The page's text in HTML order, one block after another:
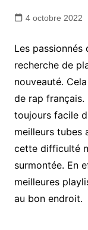
4 octobre 2022
Les
recherche de
nouveauté.
de rap français.
toujours facile
meilleurs tubes
cette difficulté
surmontée. En
meilleures
au bon endroit.